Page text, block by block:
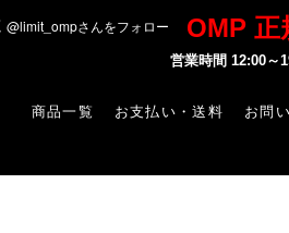
OMP 正
営業時間 12:00～
商品一覧 お支払い・送料 お問